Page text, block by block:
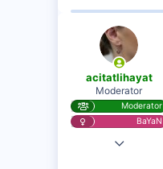
acitatlihayat
Moderator
Moderator
BaYaN
28 Kas 2020